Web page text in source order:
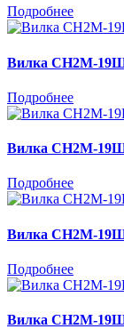
Подробнее
Вилка СН2М-
Подробнее
Вилка СН2М-
Подробнее
Вилка СН2М-
Подробнее
Вилка СН2М-